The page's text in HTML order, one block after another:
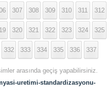
307 308 309 310 311 312
320 321 322 323 324 325
332 333 334 335 336 337
arasında geçiş yapabilirsiniz.
uretimi-standardizasyonu-